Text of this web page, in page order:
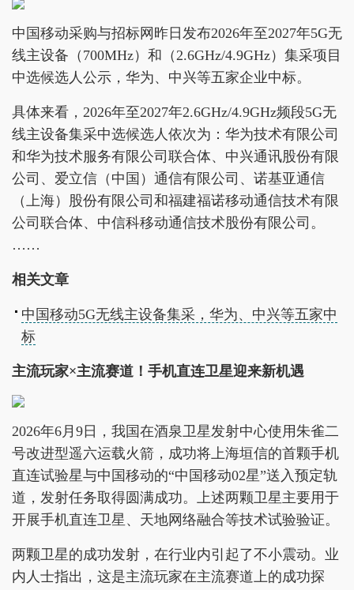
中国移动采购与招标网昨日发布2026年至2027年5G无
线主设备（700MHz）和（2.6GHz/4.9GHz）集采项目
中选候选人公示，华为、中兴等五家企业中标。
具体来看，2026年至2027年2.6GHz/4.9GHz频段5G无
线主设备集采中选候选人依次为：华为技术有限公司
和华为技术服务有限公司联合体、中兴通讯股份有限
公司、爱立信（中国）通信有限公司、诺基亚通信
（上海）股份有限公司和福建福诺移动通信技术有限
公司联合体、中信科移动通信技术股份有限公司。
……
相关文章
中国移动5G无线主设备集采，华为、中兴等五家中
标
主流玩家×主流赛道！手机直连卫星迎来新机遇
2026年6月9日，我国在酒泉卫星发射中心使用朱雀二
号改进型遥六运载火箭，成功将上海垣信的首颗手机
直连试验星与中国移动的“中国移动02星”送入预定轨
道，发射任务取得圆满成功。上述两颗卫星主要用于
开展手机直连卫星、天地网络融合等技术试验验证。
两颗卫星的成功发射，在行业内引起了不小震动。业
内人士指出，这是主流玩家在主流赛道上的成功探